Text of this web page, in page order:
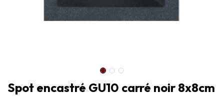
Spot encastré GU10 carré noir 8x8cm